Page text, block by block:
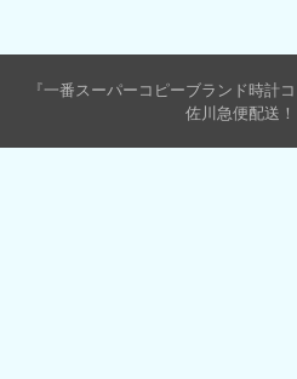
『一番スーパーコピーブランド時計
佐川急便配送！